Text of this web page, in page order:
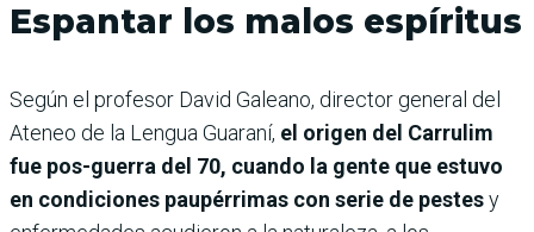
Espantar los malos espíritus
Según el profesor David Galeano, director general del
Ateneo de la Lengua Guaraní, el origen del Carrulim
fue pos-guerra del 70, cuando la gente que estuvo
en condiciones paupérrimas con serie de pestesy